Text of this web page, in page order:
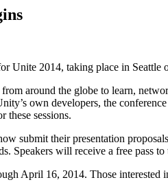
.
요.
하세요.
Unite 2014, taking place in
around the globe to learn,
own developers, the
these sessions.
submit their presentation
Speakers will receive a free pass
April 16, 2014. Those